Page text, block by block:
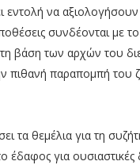
να αξιολογήσουν
συνδέονται με
βάση των αρχών του
πιθανή παραπομπή του
τα θεμέλια για τη
για